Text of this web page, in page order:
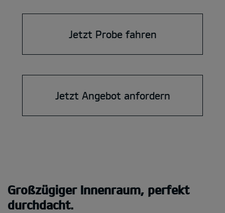
Jetzt Probe fahren
Jetzt Angebot anfordern
Großzügiger Innenraum, perfekt
durchdacht.